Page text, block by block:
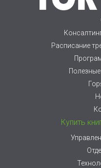
Расписание
Купить